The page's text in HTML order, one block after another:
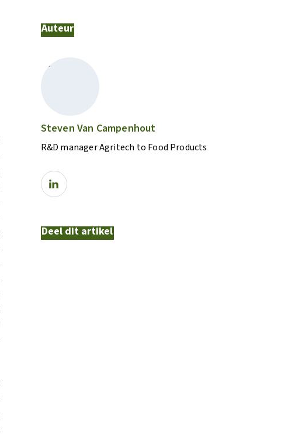
Auteur
Steven Van Campenhout
R&D manager Agritech to Food Products
Deel dit artikel